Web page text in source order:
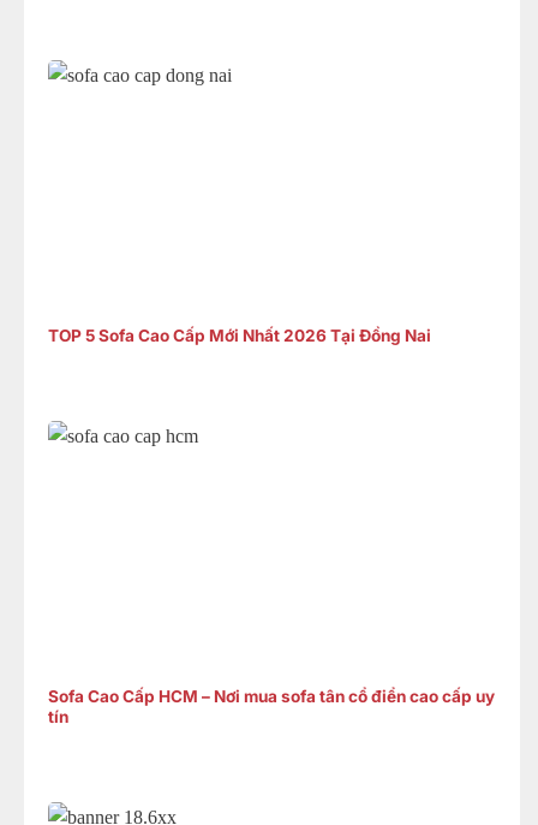
TOP 5 Sofa Cao Cấp Mới Nhất 2026 Tại Đồng Nai
Sofa Cao Cấp HCM – Nơi mua sofa tân cổ điển cao cấp uy
tín